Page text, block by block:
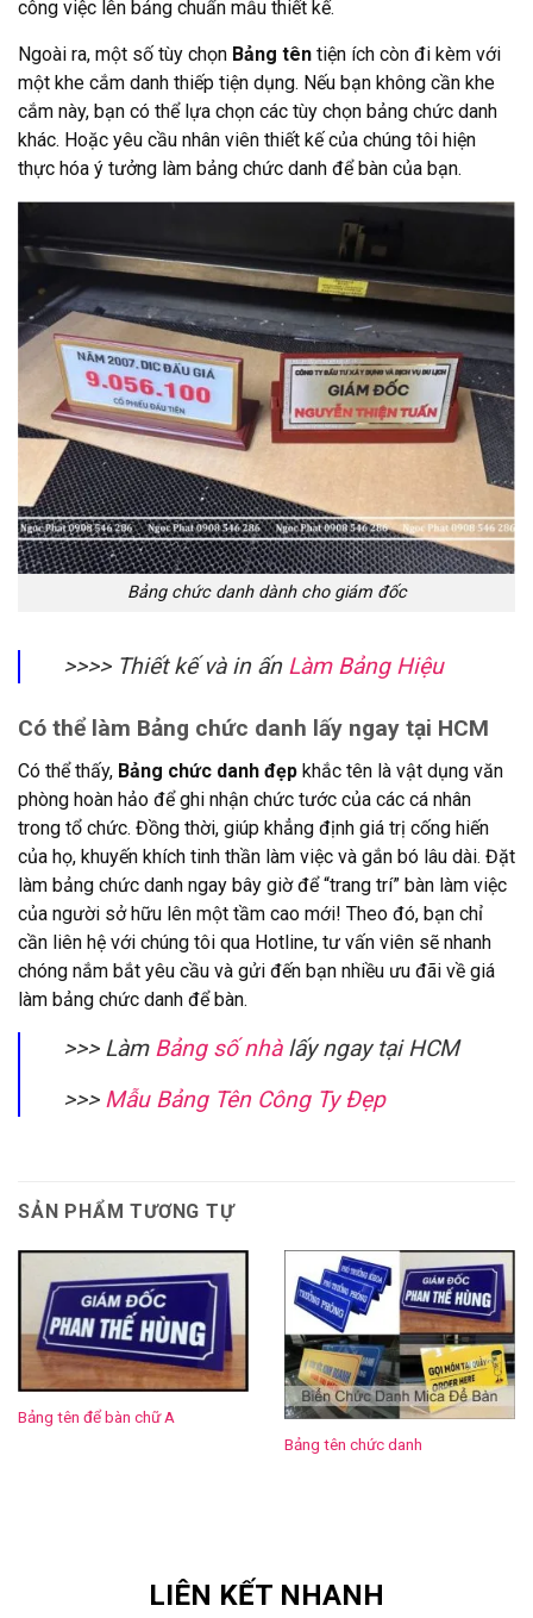
công việc lên bảng chuẩn mẫu thiết kế.
Ngoài ra, một số tùy chọn Bảng tên tiện ích còn đi kèm với
một khe cắm danh thiếp tiện dụng. Nếu bạn không cần khe
cắm này, bạn có thể lựa chọn các tùy chọn bảng chức danh
khác. Hoặc yêu cầu nhân viên thiết kế của chúng tôi hiện
thực hóa ý tưởng làm bảng chức danh để bàn của bạn.
Bảng chức danh dành cho giám đốc
>>>> Thiết kế và in ấnLàm Bảng Hiệu
Có thể làm Bảng chức danh lấy ngay tại HCM
Có thể thấy, Bảng chức danh đẹp khắc tên là vật dụng văn
phòng hoàn hảo để ghi nhận chức tước của các cá nhân
trong tổ chức. Đồng thời, giúp khẳng định giá trị cống hiến
của họ, khuyến khích tinh thần làm việc và gắn bó lâu dài. Đặt
làm bảng chức danh ngay bây giờ để “trang trí” bàn làm việc
của người sở hữu lên một tầm cao mới! Theo đó, bạn chỉ
cần liên hệ với chúng tôi qua Hotline, tư vấn viên sẽ nhanh
chóng nắm bắt yêu cầu và gửi đến bạn nhiều ưu đãi về giá
làm bảng chức danh để bàn.
>>> Làm Bảng số nhàlấy ngay tại HCM
>>> Mẫu Bảng Tên Công Ty Đẹp
SẢN PHẨM TƯƠNG TỰ
Bảng tên để bàn chữ A
Bảng tên chức danh
LIÊN KẾT NHANH